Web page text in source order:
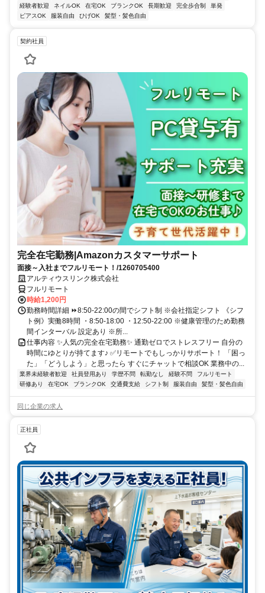
経験者歓迎
ネイルOK 在宅OK ブランクOK 長期歓迎 完全歩合制
単発
ピアスOK
服装自由 ひげOK 髪型・髪色自由
契約社員
完全在宅勤務|Amazonカスタマーサポート
面接～入社までフルリモート！/1260705400
アルティウスリンク株式会社
フルリモート
時給1,200円
勤務時間詳細 ⏩8:50-22:00の間でシフト制 ※会社指定シフト 《シフ
ト例》実働8時間 ・8:50-18:00 ・12:50-22:00 ※健康管理のため勤務
間インターバル 設定あり ※所...
仕事内容 ✨人気の完全在宅勤務✨ 通勤ゼロでストレスフリー 自分の
時間にゆとりが持てます♪ ✅リモートでもしっかりサポート！ 「困っ
た」「どうしよう」と思ったら すぐにチャットで相談OK 業務中の...
業界未経験者歓迎 社員登用あり 学歴不問 転勤なし 経験不問
フルリモート
研修あり
在宅OK ブランクOK 交通費支給 シフト制 服装自由 髪型・髪色自由
同じ企業の求人
正社員